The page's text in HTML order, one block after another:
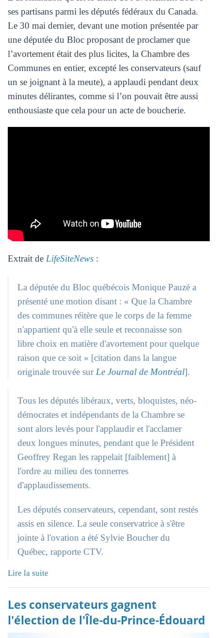
ses partisans parmi les députés fédéraux du Canada.
Le 30 mai dernier, devant une motion présentée par
une députée du Bloc proposant de proclamer que
l’avortement était des plus licites, la Chambre des
Communes en entier, excepté les conservateurs (sauf
un se joignant à la meute), a applaudi pendant deux
minutes délirantes, comme si l’on pouvait être aussi
enthousiaste que cela pour un acte de boucherie.
Extrait de LifeSiteNews :
La députée du Bloc québécois Monique Pauzé a
présenté une motion disant : « Que la Chambre
des communes réitère que le corps de la femme
n'appartient qu'à elle seule et reconnaisse son
libre choix en matière d'avortement pour quelque
raison que ce soit » [citation dans la langue
originale trouvée sur Le Journal de Montréal].
Tous les députés libéraux, verts, bloquistes, néo-
démocrates et indépendants de la Chambre se
sont alors levés pour l'applaudir et l'acclamer
deux longues minutes, pendant que le Président
Geoffrey Regan les rappelait [faiblement] à
l'ordre au milieu des tonnerres
d'applaudissements.
Les députés conservateurs, cependant, sont restés
assis en silence. La seule conservatrice à s'être
jointe à l'ovation a été Sylvie Boucher du
Québec, rapporte CTV.
Lire la suite
Les conservateurs gagnent
l'élection de l'Île-du-Prince-Édouard